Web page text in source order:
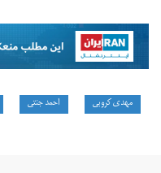
مهدی کروبی احمد جنتی